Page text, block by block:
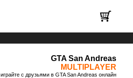
GTA San Andreas
MULTIPLAYER
играйте с друзьями в GTA San Andreas онлайн